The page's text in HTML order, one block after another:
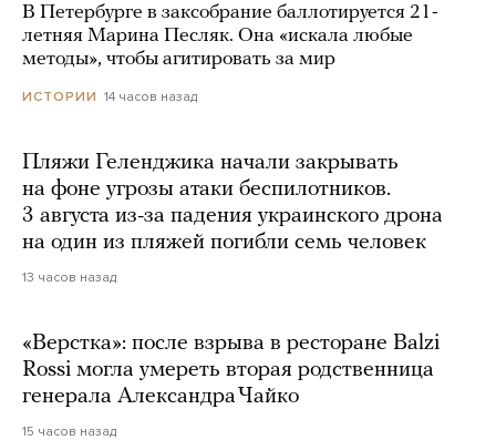
В Петербурге в заксобрание баллотируется 21-
летняя Марина Песляк. Она «искала любые
методы», чтобы агитировать за мир
ИСТОРИИ 14 часов назад
Пляжи Геленджика начали закрывать
на фоне угрозы атаки беспилотников.
3 августа из-за падения украинского дрона
на один из пляжей погибли семь человек
13 часов назад
«Верстка»: после взрыва в ресторане Balzi
Rossi могла умереть вторая родственница
генерала Александра Чайко
15 часов назад